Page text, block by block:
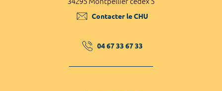
Contacter le CHU
04 67 33 67 33